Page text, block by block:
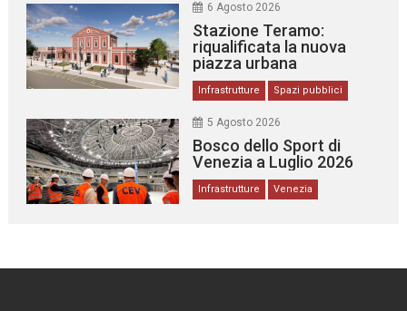
6 Agosto 2026
Stazione Teramo:
riqualificata la nuova
piazza urbana
Infrastrutture Spazi pubblici
5 Agosto 2026
Bosco dello Sport di
Venezia a Luglio 2026
Infrastrutture Venezia